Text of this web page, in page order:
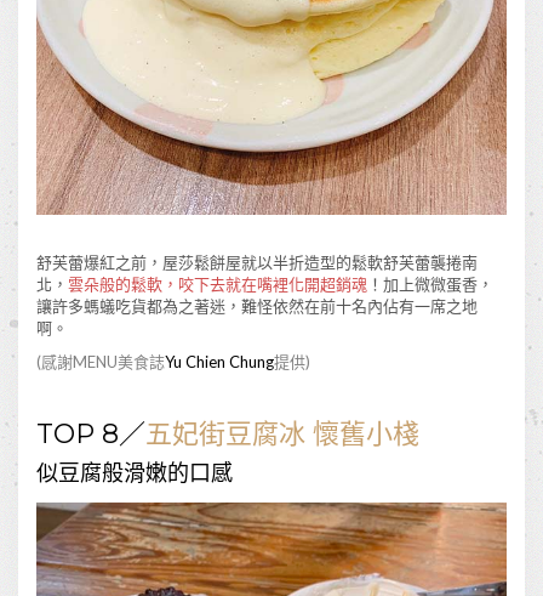
舒芙蕾爆紅之前，屋莎鬆餅屋就以半折造型的鬆軟舒芙蕾襲捲南
北， 雲朵般的鬆軟，咬下去就在嘴裡化開超銷魂 ！加上微微蛋香，
讓許多螞蟻吃貨都為之著迷，難怪依然在前十名內佔有一席之地
啊。
(感謝MENU美食誌Yu Chien Chung提供)
TOP 8／五妃街豆腐冰 懷舊小棧
似豆腐般滑嫩的口感